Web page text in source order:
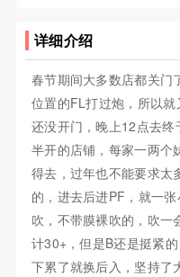
详细介绍
春节期间大多数店都关门
位置的FL打过炮，所以
还没开门，晚上12点去
半开的店铺，每家一两个
得去，过年也不能要求太
的，进去后进PF，就一
吹，不带膜裸吹的，吹一
计30+，但是B还是挺紧
下累了就换后入，坚持了